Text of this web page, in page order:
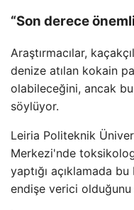
“Son derece
Araştırmacılar,
denize atılan kokain
olabileceğini, ancak
söylüyor.
Leiria Politeknik
Merkezi'nde
yaptığı açıklamada
endişe verici